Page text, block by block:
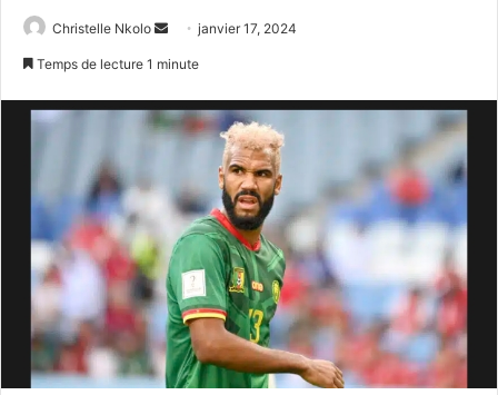
Christelle Nkolo
o
y
u
n
c
o
u
r
r
janvier 17, 2024
Temps de lecture 1 minute